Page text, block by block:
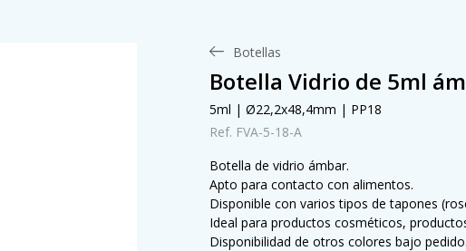
Botellas
Botella Vidrio de 5ml
5ml | Ø22,2x48,4mm | PP18
Ref. FVA-5-18-A
Botella de vidrio ámbar.
Apto para contacto con alimentos.
Disponible con varios tipos de tapones
Ideal para productos cosméticos,
Disponibilidad de otros colores bajo pedido.